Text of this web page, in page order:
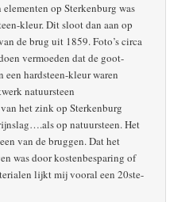
op Sterkenburg was
kleur. Dit sloot dan aan op
de brug uit 1859. Foto’s circa
vermoeden dat de goot-
een hardsteen-kleur waren
natuursteen
het zink op Sterkenburg
op natuursteen. Het
van de bruggen. Dat het
was door kostenbesparing of
lijkt mij vooral een 20ste-